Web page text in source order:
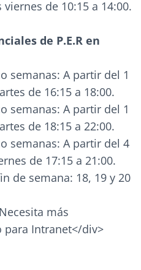
de 10:15 a 14:00.
de P.E.R en
semanas: A partir del 1
de 16:15 a 18:00.
semanas: A partir del 1
de 18:15 a 22:00.
semanas: A partir del 4
de 17:15 a 21:00.
de semana: 18, 19 y 20
más
Intranet</div>